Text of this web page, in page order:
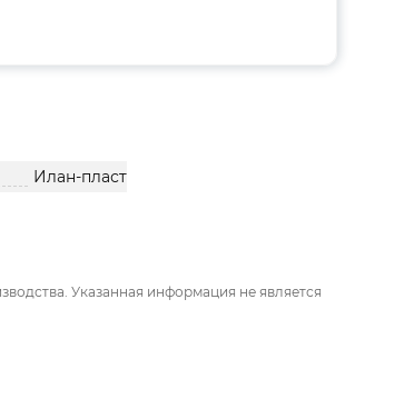
Илан-пласт
Указанная информация не является